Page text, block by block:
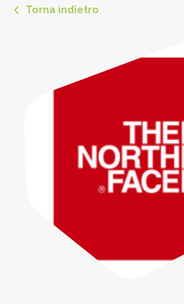
Torna indietro